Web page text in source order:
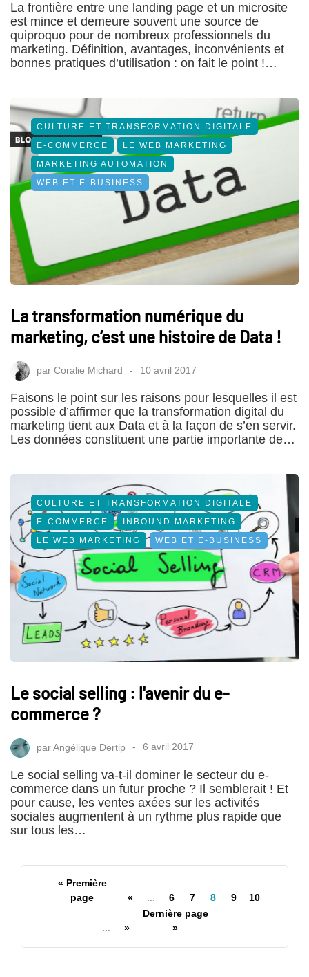
La frontière entre une landing page et un microsite
est mince et demeure souvent une source de
quiproquo pour de nombreux professionnels du
marketing. Définition, avantages, inconvénients et
bonnes pratiques d’utilisation : on fait le point !…
CULTURE ET TRANSFORMATION DIGITALE
E-COMMERCE
LE WEB MARKETING
MARKETING AUTOMATION
WEB ET E-BUSINESS
La transformation numérique du
marketing, c’est une histoire de Data !
par Coralie Michard 10 avril 2017
Faisons le point sur les raisons pour lesquelles il est
possible d’affirmer que la transformation digital du
marketing tient aux Data et à la façon de s’en servir.
Les données constituent une partie importante de…
CULTURE ET TRANSFORMATION DIGITALE
E-COMMERCE
INBOUND MARKETING
LE WEB MARKETING
WEB ET E-BUSINESS
Le social selling : l'avenir du e-
commerce ?
parAngélique Dertip 6 avril 2017
Le social selling va-t-il dominer le secteur du e-
commerce dans un futur proche ? Il semblerait ! Et
pour cause, les ventes axées sur les activités
sociales augmentent à un rythme plus rapide que
sur tous les…
« Première
page
« ... 6 7 8 9 10
... »
Dernière page
»